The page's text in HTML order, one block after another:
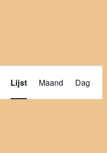
Evenement
navigatie
Lijst Maand Dag